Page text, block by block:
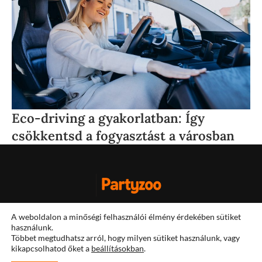
Eco-driving a gyakorlatban: Így
csökkentsd a fogyasztást a városban
Impresszum
© 2026 Partyzoo. Minden jog fenntartva.
A weboldalon a minőségi felhasználói élmény érdekében sütiket
használunk.
Többet megtudhatsz arról, hogy milyen sütiket használunk, vagy
kikapcsolhatod őket a beállításokban.